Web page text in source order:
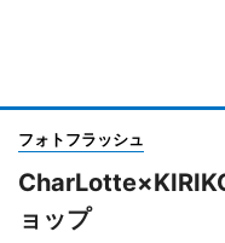
フォトフラッシュ
ョップ